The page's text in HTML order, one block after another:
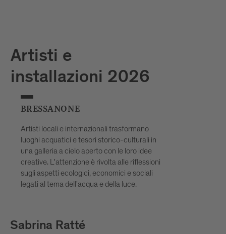
Artisti e
installazioni 2026
BRESSANONE
Artisti locali e internazionali trasformano
luoghi acquatici e tesori storico-culturali in
una galleria a cielo aperto con le loro idee
creative. L'attenzione è rivolta alle riflessioni
sugli aspetti ecologici, economici e sociali
legati al tema dell'acqua e della luce.
Playmodes